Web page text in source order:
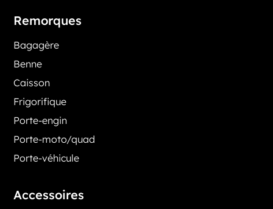
Remorques
Bagagère
Benne
Caisson
Frigorifique
Porte-engin
Porte-moto/quad
Porte-véhicule
Accessoires